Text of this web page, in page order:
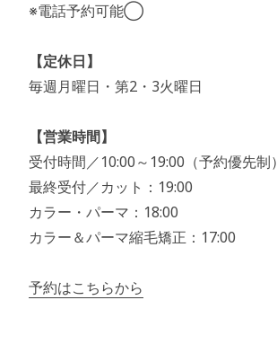
※電話予約可能◯
【定休日】
毎週月曜日・第2・3火曜日
【営業時間】
受付時間／10:00～19:00（予約優先制）
最終受付／カット：19:00
カラー・パーマ：18:00
カラー＆パーマ縮毛矯正：17:00
予約はこちらから